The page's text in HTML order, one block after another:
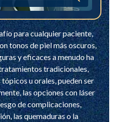
para cualquier paciente,
tonos de piel más oscuros,
y eficaces a menudo ha
tradicionales,
u orales, pueden ser
las opciones con láser
de complicaciones,
las quemaduras o la